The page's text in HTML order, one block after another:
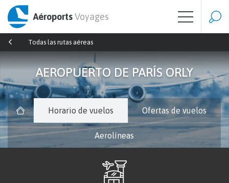
AéroportsVoyages
Todas las rutas aéreas
AEROPUERTO DE PARÍS ORLY
Horario de vuelos Ofertas de vuelos
Aerolíneas